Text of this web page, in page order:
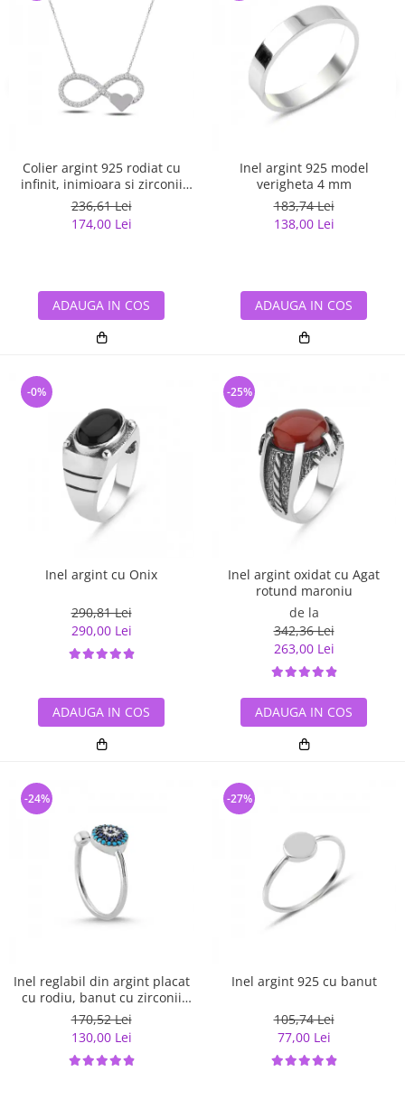
Colier argint 925 rodiat cu
infinit, inimioara si zirconii
albe - Infinite You CTU0067
236,61 Lei
174,00 Lei
ADAUGA IN COS
Inel argint 925 model
verigheta 4 mm
183,74 Lei
138,00 Lei
ADAUGA IN COS
Inel argint cu Onix
290,81 Lei
290,00 Lei
-0%
ADAUGA IN COS
Inel argint oxidat cu Agat
rotund maroniu
de la
342,36 Lei
263,00 Lei
-25%
ADAUGA IN COS
Inel reglabil din argint placat
cu rodiu, banut cu zirconii
albe si albastre
170,52 Lei
130,00 Lei
-24%
Inel argint 925 cu banut
105,74 Lei
77,00 Lei
-27%